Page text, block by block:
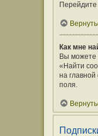
Как мне
Вы можете
«Найти
на
поля.